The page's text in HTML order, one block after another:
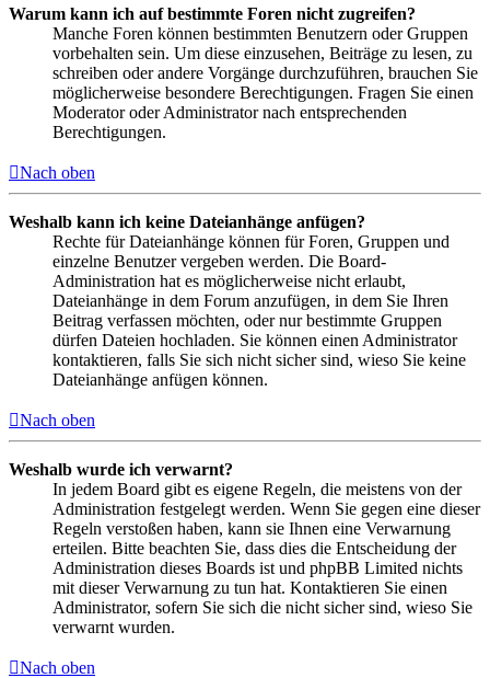
Warum kann ich auf bestimmte Foren nicht zugreifen?
Manche Foren können bestimmten Benutzern oder Gruppen
vorbehalten sein. Um diese einzusehen, Beiträge zu lesen, zu
schreiben oder andere Vorgänge durchzuführen, brauchen Sie
möglicherweise besondere Berechtigungen. Fragen Sie einen
Moderator oder Administrator nach entsprechenden
Berechtigungen.
Nach oben
Weshalb kann ich keine Dateianhänge anfügen?
Rechte für Dateianhänge können für Foren, Gruppen und
einzelne Benutzer vergeben werden. Die Board-
Administration hat es möglicherweise nicht erlaubt,
Dateianhänge in dem Forum anzufügen, in dem Sie Ihren
Beitrag verfassen möchten, oder nur bestimmte Gruppen
dürfen Dateien hochladen. Sie können einen Administrator
kontaktieren, falls Sie sich nicht sicher sind, wieso Sie keine
Dateianhänge anfügen können.
Nach oben
Weshalb wurde ich verwarnt?
In jedem Board gibt es eigene Regeln, die meistens von der
Administration festgelegt werden. Wenn Sie gegen eine dieser
Regeln verstoßen haben, kann sie Ihnen eine Verwarnung
erteilen. Bitte beachten Sie, dass dies die Entscheidung der
Administration dieses Boards ist und phpBB Limited nichts
mit dieser Verwarnung zu tun hat. Kontaktieren Sie einen
Administrator, sofern Sie sich die nicht sicher sind, wieso Sie
verwarnt wurden.
Nach oben